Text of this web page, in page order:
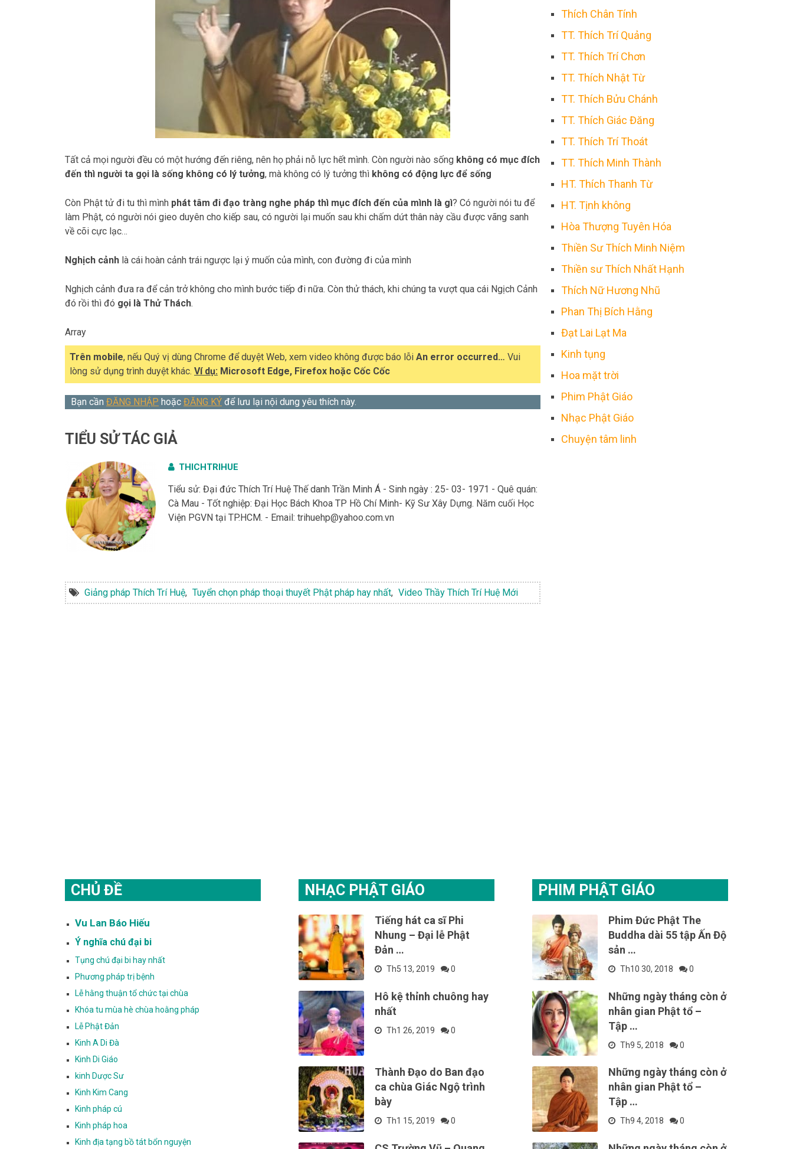
Tất cả mọi người đều có một hướng đến riêng, nên họ phải nỗ lực hết mình. Còn người nào sống không có mục đích
đến thì người ta gọi là sống không có lý tưởng, mà không có lý tưởng thì không có động lực để sống
Còn Phật tử đi tu thì mình phát tâm đi đạo tràng nghe pháp thì mục đích đến của mình là gì? Có người nói tu để
làm Phật, có người nói gieo duyên cho kiếp sau, có người lại muốn sau khi chấm dứt thân này cầu được vãng sanh
về cõi cực lạc…
Nghịch cảnh là cái hoàn cảnh trái ngược lại ý muốn của mình, con đường đi của mình
Nghịch cảnh đưa ra để cản trở không cho mình bước tiếp đi nữa. Còn thử thách, khi chúng ta vượt qua cái Ngịch Cảnh
đó rồi thì đó gọi là Thử Thách.
Array
Trên mobile, nếu Quý vị dùng Chrome để duyệt Web, xem video không được báo lỗi An error occurred… Vui
lòng sử dụng trình duyệt khác. Ví dụ: Microsoft Edge, Firefox hoặc Cốc Cốc
Bạn cần ĐĂNG NHẬP hoặc ĐĂNG KÝ để lưu lại nội dung yêu thích này.
TIỂU SỬ TÁC GIẢ
THICHTRIHUE
Tiểu sử: Đại đức Thích Trí Huệ Thế danh Trần Minh Á - Sinh ngày : 25- 03- 1971 - Quê quán:
Cà Mau - Tốt nghiệp: Đại Học Bách Khoa TP Hồ Chí Minh- Kỹ Sư Xây Dựng. Năm cuối Học
Viện PGVN tại TP.HCM. - Email: trihuehp@yahoo.com.vn
Giảng pháp Thích Trí Huệ, Tuyển chọn pháp thoại thuyết Phật pháp hay nhất, Video Thầy Thích Trí Huệ Mới
Thích Chân Tính
TT. Thích Trí Quảng
TT. Thích Trí Chơn
TT. Thích Nhật Từ
TT. Thích Bửu Chánh
TT. Thích Giác Đăng
TT. Thích Trí Thoát
TT. Thích Minh Thành
HT. Thích Thanh Từ
HT. Tịnh không
Hòa Thượng Tuyên Hóa
Thiền Sư Thích Minh Niệm
Thiền sư Thích Nhất Hạnh
Thích Nữ Hương Nhũ
Phan Thị Bích Hằng
Đạt Lai Lạt Ma
Kinh tụng
Hoa mặt trời
Phim Phật Giáo
Nhạc Phật Giáo
Chuyện tâm linh
CHỦ ĐỀ
Vu Lan Báo Hiếu
Ý nghĩa chú đại bi
Tụng chú đại bi hay nhất
Phương pháp trị bệnh
Lễ hằng thuận tổ chức tại chùa
Khóa tu mùa hè chùa hoằng pháp
Lễ Phật Đản
Kinh A Di Đà
Kinh Di Giáo
kinh Dược Sư
Kinh Kim Cang
Kinh pháp cú
Kinh pháp hoa
Kinh địa tạng bồ tát bổn nguyện
NHẠC PHẬT GIÁO
Tiếng hát ca sĩ Phi
Nhung – Đại lễ Phật
Đản …
Th5 13, 2019 0
Hô kệ thỉnh chuông hay
nhất
Th1 26, 2019 0
Thành Đạo do Ban đạo
ca chùa Giác Ngộ trình
bày
Th1 15, 2019 0
PHIM PHẬT GIÁO
Phim Đức Phật The
Buddha dài 55 tập Ấn Độ
sản …
Th10 30, 2018 0
Những ngày tháng còn ở
nhân gian Phật tổ –
Tập …
Th9 5, 2018 0
Những ngày tháng còn ở
nhân gian Phật tổ –
Tập …
Th9 4, 2018 0